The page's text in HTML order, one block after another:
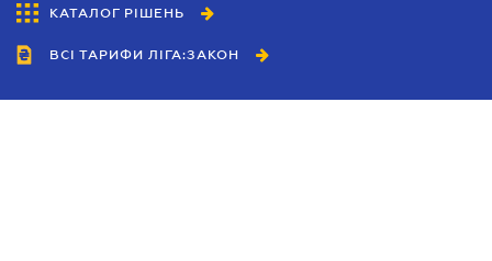
КАТАЛОГ РІШЕНЬ
ВСІ ТАРИФИ ЛІГА:ЗАКОН